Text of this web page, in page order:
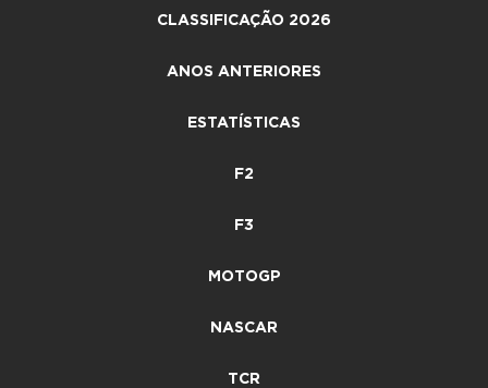
CLASSIFICAÇÃO 2026
ANOS ANTERIORES
ESTATÍSTICAS
F2
F3
MOTOGP
NASCAR
TCR